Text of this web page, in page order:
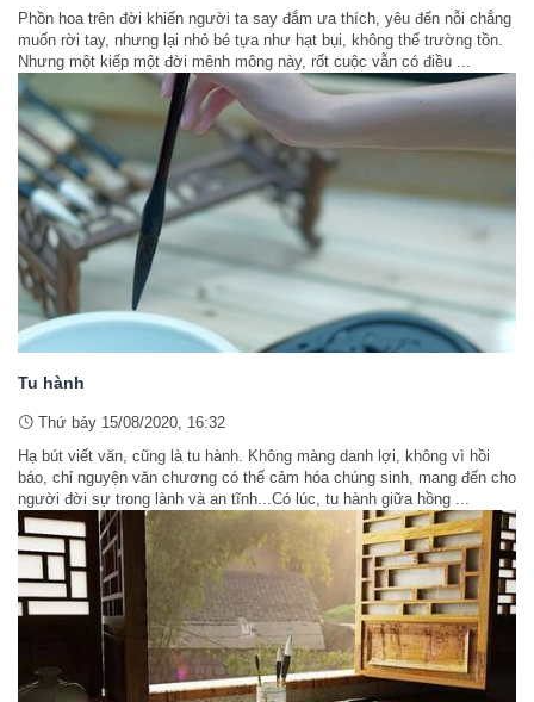
Phồn hoa trên đời khiến người ta say đắm ưa thích, yêu đến nỗi chẳng
muốn rời tay, nhưng lại nhỏ bé tựa như hạt bụi, không thể trường tồn.
Nhưng một kiếp một đời mênh mông này, rốt cuộc vẫn có điều ...
Tu hành
Thứ bảy 15/08/2020, 16:32
Hạ bút viết văn, cũng là tu hành. Không màng danh lợi, không vì hồi
báo, chỉ nguyện văn chương có thể cảm hóa chúng sinh, mang đến cho
người đời sự trong lành và an tĩnh...Có lúc, tu hành giữa hồng ...